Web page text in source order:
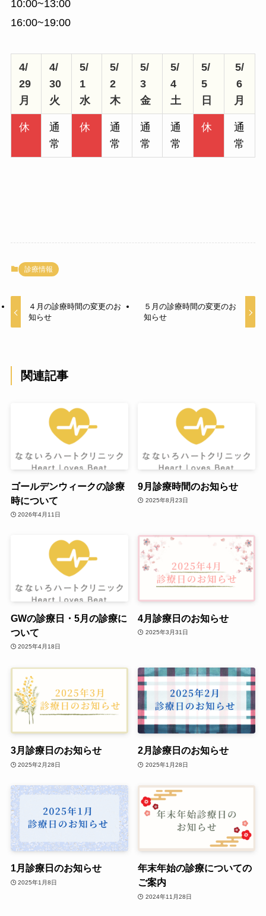
10:00~13:00
16:00~19:00
4/
29
月
4/
30
火
5/
1
水
5/
2
木
5/
3
金
5/
4
土
5/
5
日
5/
6
月
休
通
常
休
通
常
通
常
通
常
休
通
常
診療情報
４月の診療時間の変更のお
知らせ
５月の診療時間の変更のお
知らせ
関連記事
ゴールデンウィークの診療
時について
2026年4月11日
9月診療時間のお知らせ
2025年8月23日
GWの診療日・5月の診療に
ついて
2025年4月18日
4月診療日のお知らせ
2025年3月31日
3月診療日のお知らせ
2025年2月28日
2月診療日のお知らせ
2025年1月28日
1月診療日のお知らせ
2025年1月8日
年末年始の診療についての
ご案内
2024年11月28日